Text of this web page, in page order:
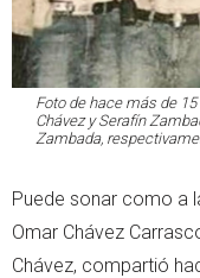
Foto de hace más de
Chávez y Serafín
Zambada,
Puede sonar como a
Omar Chávez
Chávez, compartió